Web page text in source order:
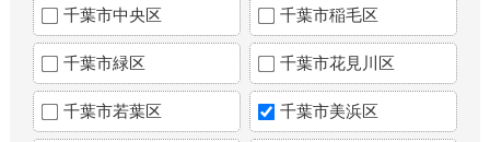
千葉市中央区 千葉市稲毛区
千葉市緑区 千葉市花見川区
千葉市若葉区 千葉市美浜区